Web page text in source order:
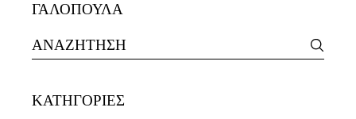
ΓΑΛΟΠΟΥΛΑ
Search
for:
KΑΤΗΓΟΡΊΕΣ